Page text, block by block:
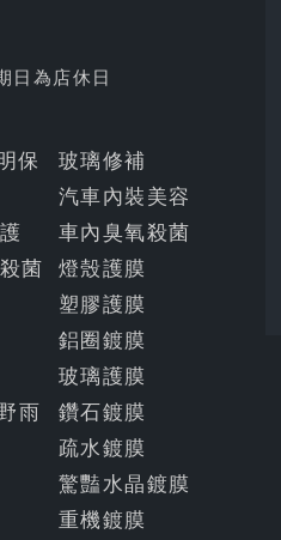
日為店休日
保
玻璃修補
汽車內裝美容
車內臭氧殺菌
菌
燈殼護膜
塑膠護膜
鋁圈鍍膜
玻璃護膜
雨
鑽石鍍膜
疏水鍍膜
驚豔水晶鍍膜
重機鍍膜